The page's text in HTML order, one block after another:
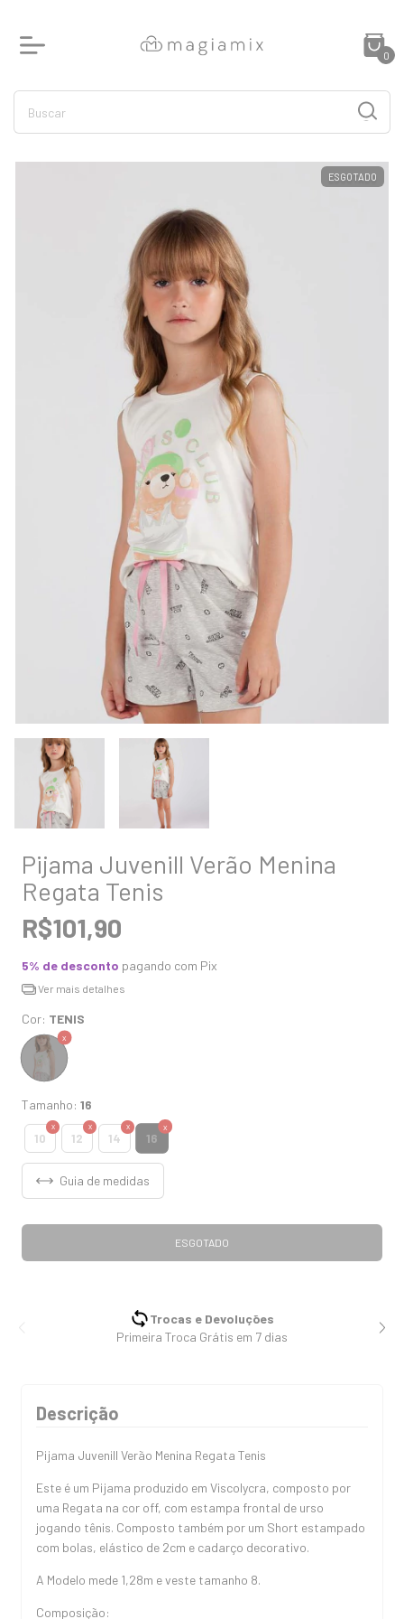
0
ESGOTADO
Pijama Juvenill Verão Menina
Regata Tenis
R$101,90
5% de desconto pagando com Pix
Ver mais detalhes
Cor: TENIS
Tamanho: 16
10 12 14 16
Guia de medidas
Trocas e Devoluções
Primeira Troca Grátis em 7 dias
Descrição
Pijama Juvenill Verão Menina Regata Tenis
Este é um Pijama produzido em Viscolycra, composto por
uma Regata na cor off, com estampa frontal de urso
jogando tênis. Composto também por um Short estampado
com bolas, elástico de 2cm e cadarço decorativo.
A Modelo mede 1,28m e veste tamanho 8.
Composição: